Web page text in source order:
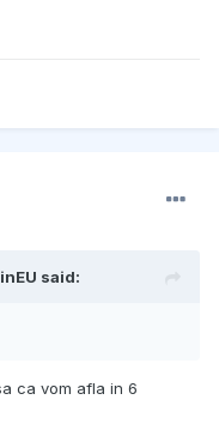
said:
ca vom afla in 6